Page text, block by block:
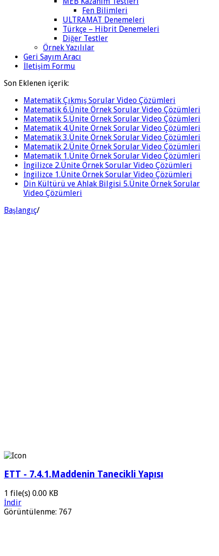
Fen Bilimleri
ULTRAMAT Denemeleri
Türkçe – Hibrit Denemeleri
Diğer Testler
Örnek Yazılılar
Geri Sayım Aracı
İletişim Formu
Son Eklenen içerik:
Matematik Çıkmış Sorular Video Çözümleri
Matematik 6.Ünite Örnek Sorular Video Çözümleri
Matematik 5.Ünite Örnek Sorular Video Çözümleri
Matematik 4.Ünite Örnek Sorular Video Çözümleri
Matematik 3.Ünite Örnek Sorular Video Çözümleri
Matematik 2.Ünite Örnek Sorular Video Çözümleri
Matematik 1.Ünite Örnek Sorular Video Çözümleri
İngilizce 2.Ünite Örnek Sorular Video Çözümleri
İngilizce 1.Ünite Örnek Sorular Video Çözümleri
Din Kültürü ve Ahlak Bilgisi 5.Ünite Örnek Sorular
Video Çözümleri
Başlangıç/
ETT - 7.4.1.Maddenin Tanecikli Yapısı
1 file(s) 0.00 KB
İndir
Görüntülenme: 767